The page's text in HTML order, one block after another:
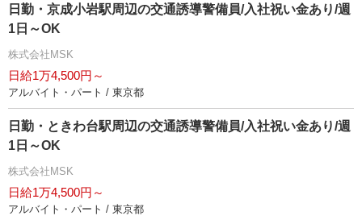
日勤・京成小岩駅周辺の交通誘導警備員/入社祝い金あり/週
1日～OK
株式会社MSK
日給1万4,500円～
アルバイト・パート / 東京都
日勤・ときわ台駅周辺の交通誘導警備員/入社祝い金あり/週
1日～OK
株式会社MSK
日給1万4,500円～
アルバイト・パート / 東京都